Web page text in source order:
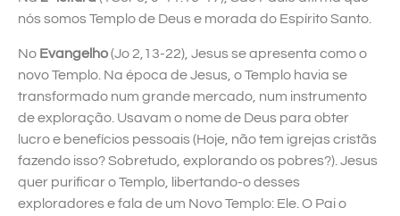
nós somos Templo de Deus e morada do Espírito Santo.
No Evangelho(Jo 2,13-22), Jesus se apresenta como o
novo Templo. Na época de Jesus, o Templo havia se
transformado num grande mercado, num instrumento
de exploração. Usavam o nome de Deus para obter
lucro e benefícios pessoais (Hoje, não tem igrejas cristãs
fazendo isso? Sobretudo, explorando os pobres?). Jesus
quer purificar o Templo, libertando-o desses
exploradores e fala de um Novo Templo: Ele. O Pai o